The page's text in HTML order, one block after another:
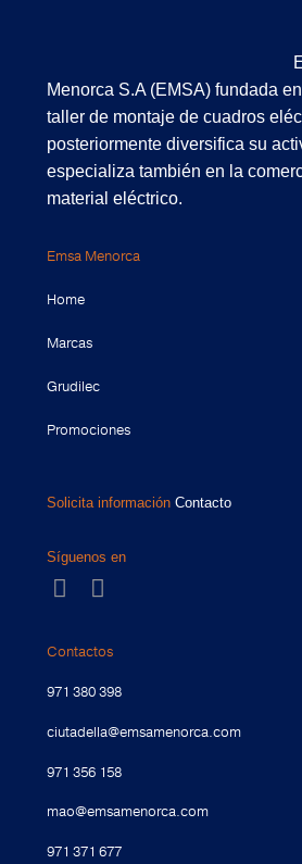
Menorca S.A (EMSA) fundada
taller de montaje de cuadros
posteriormente diversifica su
especializa también en la
material eléctrico.
Emsa Menorca
Home
Marcas
Grudilec
Promociones
Solicita información Contacto
Síguenos en
Contactos
971 380 398
ciutadella@emsamenorca.com
971 356 158
mao@emsamenorca.com
971 371 677